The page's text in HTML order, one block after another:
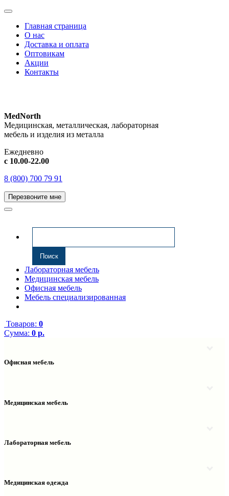
Главная страница
О нас
Доставка и оплата
Оптовикам
Акции
Контакты
MedNorth
Медицинская, металлическая, лабораторная
мебель и изделия из металла
Ежедневно
с 10.00-22.00
8 (800) 700 79 91
Перезвоните мне
Лабораторная мебель
Медицинская мебель
Офисная мебель
Мебель специализированная
Товаров: 0
Сумма: 0 р.
Офисная мебель
Надстройки
Столы рабочие
Шкафы колонки
Медицинская мебель
Шкафы колонки медицинские
Лабораторная мебель
Тумбы мойки лабораторные
Медицинская одежда